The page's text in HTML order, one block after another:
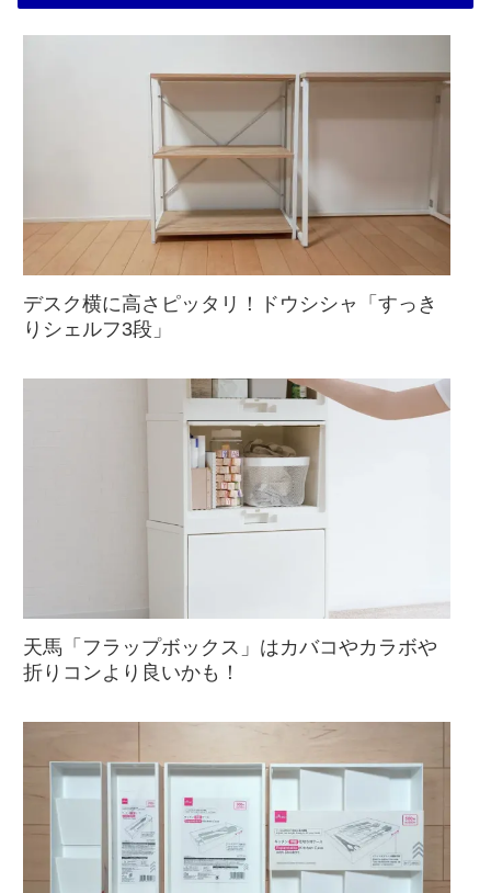
デスク横に高さピッタリ！ドウシシャ「すっき
りシェルフ3段」
天馬「フラップボックス」はカバコやカラボや
折りコンより良いかも！